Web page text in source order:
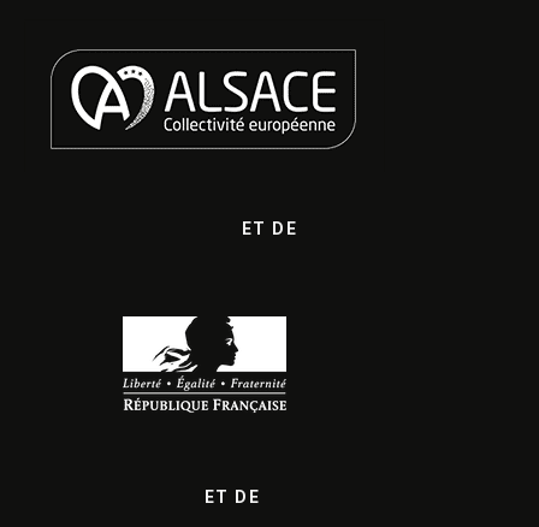
ET DE
ET DE